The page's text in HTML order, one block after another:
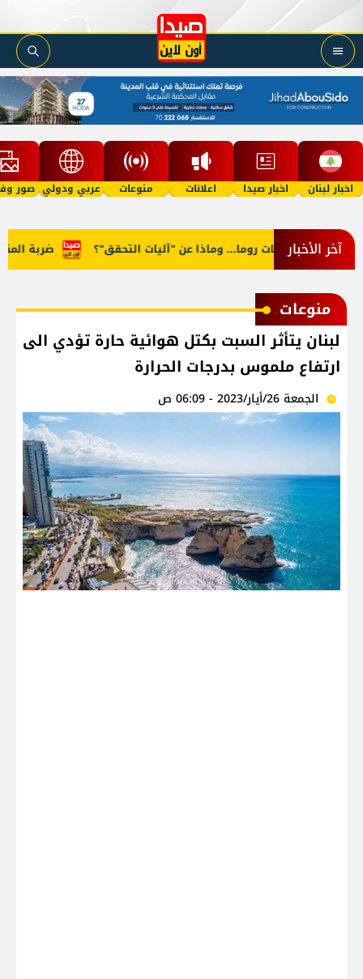
اخبار لبنان اخبار صيدا اعلانات منوعات عربي ودولي صور
آخر الأخبار ضربة في مفاوضات روما... وماذا عن "آليات التحقق"؟
منوعات
لبنان يتأثر السبت بكتل هوائية حارة تؤدي الى
ارتفاع ملموس بدرجات الحرارة
الجمعة 26/أيار/2023 - 06:09 ص